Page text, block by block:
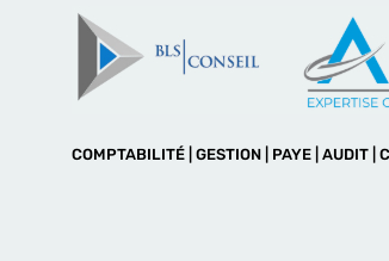
COMPTABILITÉ | GESTION | PAYE | AUDIT |